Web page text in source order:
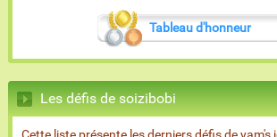
Tableau d'honneur
Les défis de soizibobi